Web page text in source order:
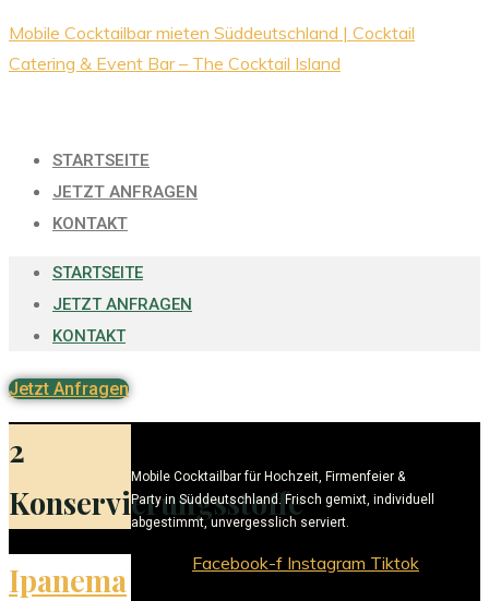
Zum
Inhalt
Mobile Cocktailbar mieten Süddeutschland | Cocktail
Catering & Event Bar – The Cocktail Island
STARTSEITE
JETZT ANFRAGEN
KONTAKT
STARTSEITE
JETZT ANFRAGEN
KONTAKT
Jetzt Anfragen
2
Konservierungsstoffe
Ipanema
Mobile Cocktailbar für Hochzeit, Firmenfeier &
Party in Süddeutschland. Frisch gemixt, individuell
abgestimmt, unvergesslich serviert.
Facebook-f Instagram Tiktok